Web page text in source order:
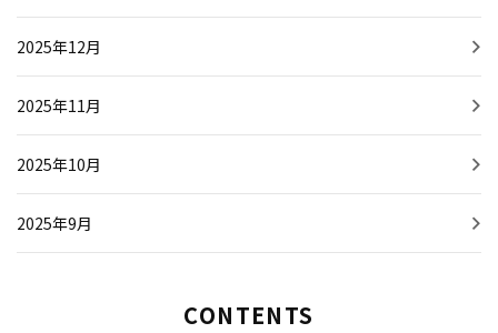
2025年12月
2025年11月
2025年10月
2025年9月
CONTENTS